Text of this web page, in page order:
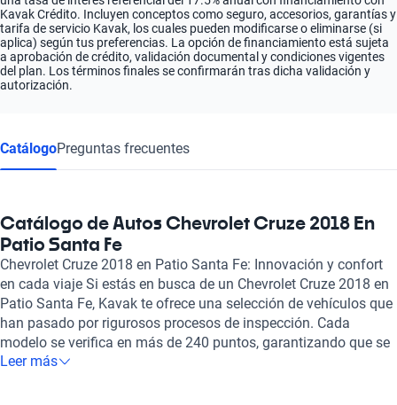
Kavak Crédito. Incluyen conceptos como seguro, accesorios, garantías y
tarifa de servicio Kavak, los cuales pueden modificarse o eliminarse (si
aplica) según tus preferencias. La opción de financiamiento está sujeta
a aprobación de crédito, validación documental y condiciones vigentes
del plan. Los términos finales se confirmarán tras dicha validación y
autorización.
CatálogoPreguntas frecuentes
Catálogo de Autos Chevrolet Cruze 2018 En
Patio Santa Fe
Chevrolet Cruze 2018 en Patio Santa Fe: Innovación y confort
en cada viaje Si estás en busca de un Chevrolet Cruze 2018 en
Patio Santa Fe, Kavak te ofrece una selección de vehículos que
han pasado por rigurosos procesos de inspección. Cada
modelo se verifica en más de 240 puntos, garantizando que se
encuentre en óptimas condiciones mecánicas y estéticas. Este
Leer más